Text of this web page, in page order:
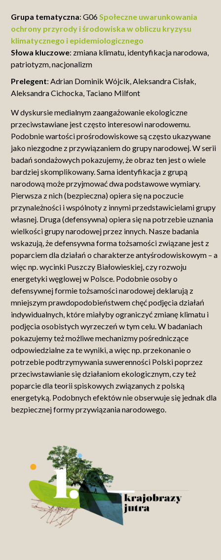
Grupa tematyczna: G06Społeczne uwarunkowania
ochrony przyrody i środowiska w obliczu kryzysu
klimatycznego i epidemiologicznego
Słowa kluczowe: zmiana klimatu, identyfikacja narodowa,
patriotyzm, nacjonalizm
Prelegent: Adrian Dominik Wójcik, Aleksandra Cisłak,
Aleksandra Cichocka, Taciano Milfont
W dyskursie medialnym zaangażowanie ekologiczne
przeciwstawiane jest często interesowi narodowemu.
Podobnie wartości prośrodowiskowe są często ukazywane
jako niezgodne z przywiązaniem do grupy narodowej. W serii
badań sondażowych pokazujemy, że obraz ten jest o wiele
bardziej skomplikowany. Sama identyfikacja z grupą
narodową może przyjmować dwa podstawowe wymiary.
Pierwsza z nich (bezpieczna) opiera się na poczucie
przynależności i wspólnoty z innymi przedstawicielami grupy
własnej. Druga (defensywna) opiera się na potrzebie uznania
wielkości grupy narodowej przez innych. Nasze badania
wskazują, że defensywna forma tożsamości związane jest z
poparciem dla działań o charakterze antyśrodowiskowym – a
więc np. wycinki Puszczy Białowieskiej, czy rozwoju
energetyki węglowej w Polsce. Podobnie osoby o
defensywnej formie tożsamości narodowej deklarują z
mniejszym prawdopodobieństwem chęć podjęcia działań
indywidualnych, które miałyby ograniczyć zmianę klimatu i
podjęcia osobistych wyrzeczeń w tym celu. W badaniach
pokazujemy też możliwe mechanizmy pośredniczące
odpowiedzialne za te wyniki, a więc np. przekonanie o
potrzebie podtrzymywania suwerenności Polski poprzez
przeciwstawianie się działaniom ekologicznym, czy też
poparcie dla teorii spiskowych związanych z polską
energetyką. Podobnych efektów nie obserwuje się jednak dla
bezpiecznej formy przywiązania narodowego.